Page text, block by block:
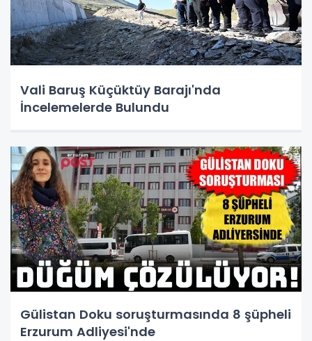
Vali Baruş Küçüktüy Barajı'nda
İncelemelerde Bulundu
Gülistan Doku soruşturmasında 8 şüpheli
Erzurum Adliyesi'nde